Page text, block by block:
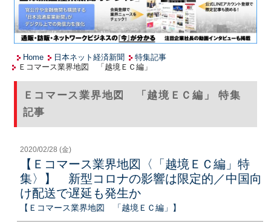
Home 日本ネット経済新聞
特集記事
Ｅコマース業界地図 「越境ＥＣ編」
Ｅコマース業界地図 「越境ＥＣ編」 特集
記事
2020/02/28 (金)
【Ｅコマース業界地図〈「越境ＥＣ編」特
集〉】 新型コロナの影響は限定的／中国向
け配送で遅延も発生か
【Ｅコマース業界地図 「越境ＥＣ編」】